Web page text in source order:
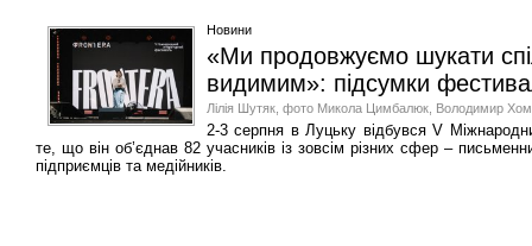
Новини
«Ми продовжуємо шукати
видимим»: підсумки
Лілія Шутяк, фото Микола Цимбалюк, Володимир
2-3 серпня в Луцьку відбувся V
те, що він об’єднав 82 учасників із зовсім різних сфер –
підприємців та медійників.